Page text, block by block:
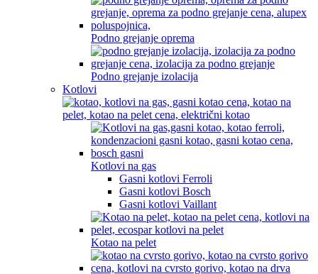
Podno grejanje oprema
Podno grejanje izolacija
Kotlovi
Kotlovi na gas
Gasni kotlovi Ferroli
Gasni kotlovi Bosch
Gasni kotlovi Vaillant
Kotao na pelet